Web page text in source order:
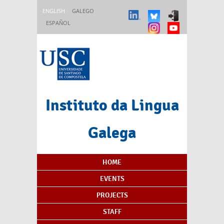
ENGLISH
GALEGO
ESPAÑOL
Instituto da Lingua
Galega
Content Index
HOME
EVENTS
PROJECTS
STAFF